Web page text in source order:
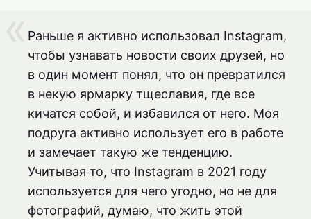
Раньше я активно использовал Instagram,
чтобы узнавать новости своих друзей, но
в один момент понял, что он превратился
в некую ярмарку тщеславия, где все
кичатся собой, и избавился от него. Моя
подруга активно использует его в работе
и замечает такую же тенденцию.
Учитывая то, что Instagram в 2021 году
используется для чего угодно, но не для
фотографий, думаю, что жить этой